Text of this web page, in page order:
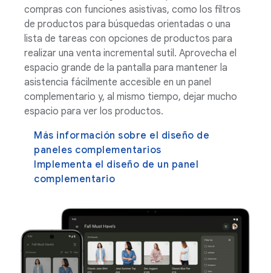
compras con funciones asistivas, como los filtros
de productos para búsquedas orientadas o una
lista de tareas con opciones de productos para
realizar una venta incremental sutil. Aprovecha el
espacio grande de la pantalla para mantener la
asistencia fácilmente accesible en un panel
complementario y, al mismo tiempo, dejar mucho
espacio para ver los productos.
Más información sobre el diseño de
paneles complementarios
Implementa el diseño de un panel
complementario